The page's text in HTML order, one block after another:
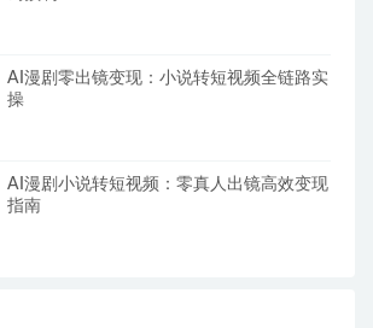
AI漫剧零出镜变现：小说转短视频全链路实
操
AI漫剧小说转短视频：零真人出镜高效变现
指南